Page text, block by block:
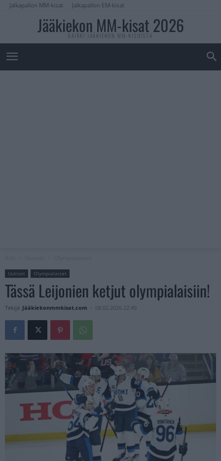
Jalkapallon MM-kisat Jalkapallon EM-kisat
Jääkiekon MM-kisat 2026
KAIKKI JÄÄKIEKON MM-KISOISTA
Uutiset Olympialaiset
Tässä Leijonien ketjut olympialaisiin!
Tekijä Jääkiekonmmkisat.com - 08.02.2026 22:49